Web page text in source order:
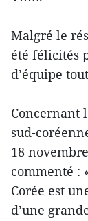
Malgré le
été félicités
d’équipe
Concernant
sud-
18
commenté :
Corée est
d’une